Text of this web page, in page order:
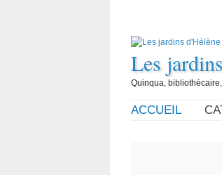
Les
Quinqua,
ACCUEIL